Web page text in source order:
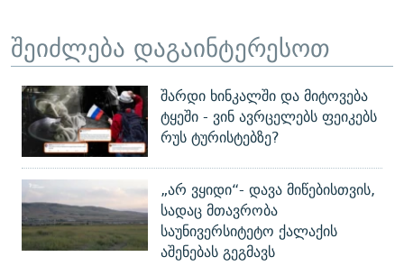
შეიძლება დაგაინტერესოთ
შარდი ხინკალში და მიტოვება
ტყეში - ვინ ავრცელებს ფეიკებს
რუს ტურისტებზე?
„არ ვყიდი“- დავა მიწებისთვის,
სადაც მთავრობა
საუნივერსიტეტო ქალაქის
აშენებას გეგმავს